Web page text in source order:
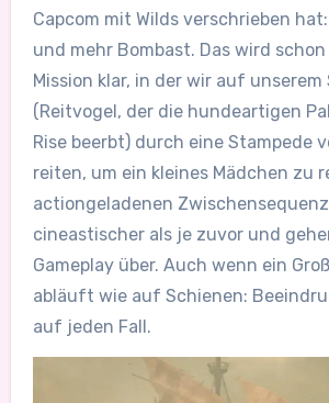
Capcom mit Wilds verschrieben
und mehr Bombast. Das wird
Mission klar, in der wir auf unserem
(Reitvogel, der die hundeartigen
Rise beerbt) durch eine Stampede
reiten, um ein kleines Mädchen zu
actiongeladenen
cineastischer als je zuvor und
Gameplay über. Auch wenn ein
abläuft wie auf Schienen:
auf jeden Fall.